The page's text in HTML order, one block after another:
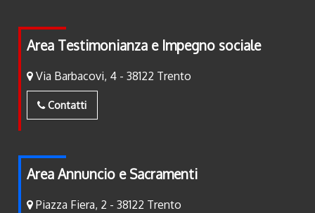
Area Testimonianza e Impegno sociale
Via Barbacovi, 4 - 38122 Trento
Contatti
Area Annuncio e Sacramenti
Piazza Fiera, 2 - 38122 Trento